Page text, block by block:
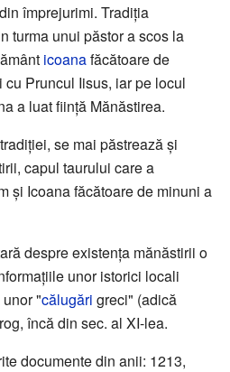
împrejurimi. Tradiția
turma unui păstor a scos la
icoanafăcătoare de
Pruncul Iisus, iar pe locul
a luat ființă Mănăstirea.
se mai păstrează și
capul taurului care a
și Icoana făcătoare de minuni a
despre existența mănăstirii o
unor istorici locali
"călugări greci" (adică
încă din sec. al XI-lea.
documente din anii: 1213,